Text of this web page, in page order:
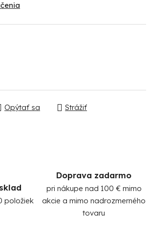
Opýtať sa Strážiť
položiek
Doprava zadarmo
pri nákupe nad 100 € mimo
akcie a mimo nadrozmerného
tovaru